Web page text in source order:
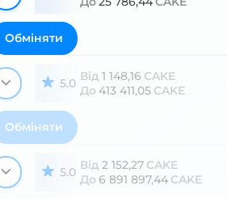
Обміняти
5.0 Від 1 148,16 CAKE
До 413 411,05 CAKE
Обміняти
5.0 Від 2 152,27 CAKE
До 6 891 897,44 CAKE